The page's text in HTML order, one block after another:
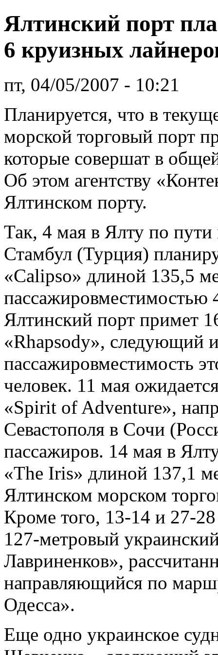
Ялтинский порт
6 круизных
пт, 04/05/2007 - 10:21
Планируется, что в
морской торговый порт
которые совершат в
Об этом агентству
Ялтинском порту.
Так, 4 мая в Ялту по
Стамбул (Турция)
«Calipso» длиной 135,5
пассажировместимостью
Ялтинский порт примет
«Rhapsody», следующий
пассажировместимость
человек. 11 мая
«Spirit of Adventure»,
Севастополя в Сочи
пассажиров. 14 мая в
«The Iris» длиной 137,1
Ялтинском морском
Кроме того, 13-14 и 27-
127-метровый
Лавриненков»,
направляющийся по
Одесса».
Еще одно украинское